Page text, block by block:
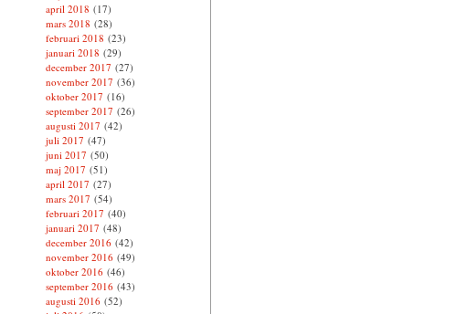
april 2018 (17)
mars 2018 (28)
februari 2018 (23)
januari 2018 (29)
december 2017 (27)
november 2017 (36)
oktober 2017 (16)
september 2017 (26)
augusti 2017 (42)
juli 2017 (47)
juni 2017 (50)
maj 2017 (51)
april 2017 (27)
mars 2017 (54)
februari 2017 (40)
januari 2017 (48)
december 2016(42)
november 2016(49)
oktober 2016(46)
september 2016(43)
augusti 2016(52)